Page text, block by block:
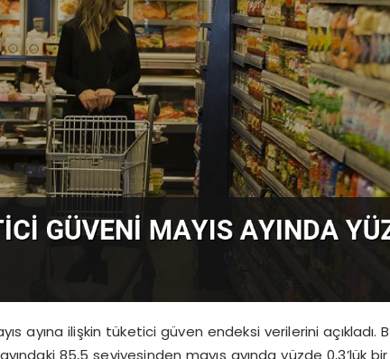
ayına ilişkin tüketici güven endeksi verilerini açıkladı.
85,5 seviyesinden mayıs ayında yüzde 0,3’lük bir